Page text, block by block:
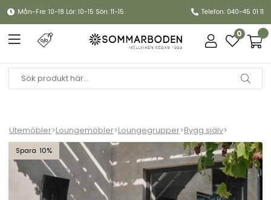
Mån-Fre: 10-18 Lör: 10-15 Sön: 11-15 Telefon: 040-45 01 11
0
Utemöbler>Loungemöbler>Loungegrupper>Bygg själv>
10
Bendt soffgrupp - pearl white/teddy beige